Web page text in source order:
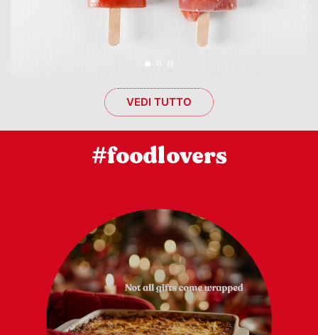
VEDI TUTTO
#foodlovers